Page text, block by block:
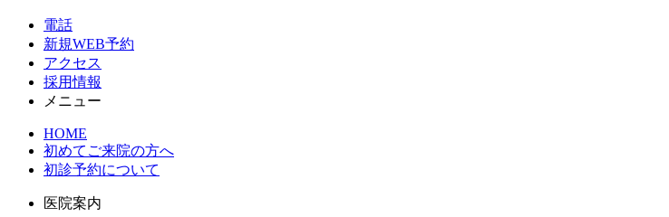
電話
新規WEB予約
アクセス
採用情報
メニュー
HOME
初めてご来院の方へ
初診予約について
医院案内